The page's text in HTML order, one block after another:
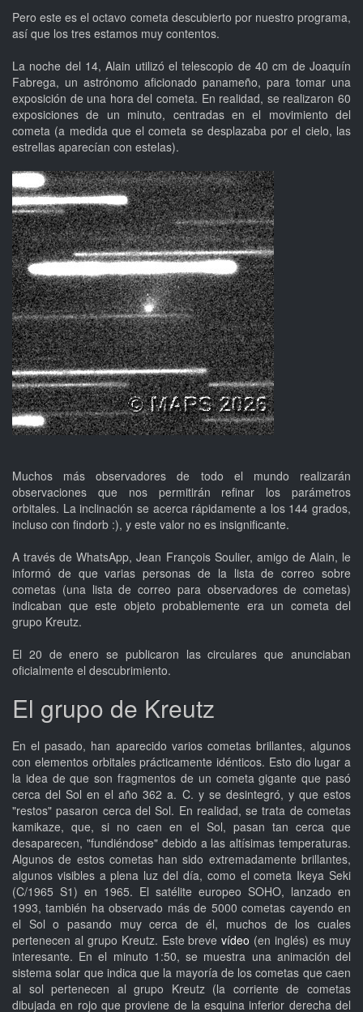
Pero este es el octavo cometa descubierto por nuestro programa,
así que los tres estamos muy contentos.
La noche del 14, Alain utilizó el telescopio de 40 cm de Joaquín
Fabrega, un astrónomo aficionado panameño, para tomar una
exposición de una hora del cometa. En realidad, se realizaron 60
exposiciones de un minuto, centradas en el movimiento del
cometa (a medida que el cometa se desplazaba por el cielo, las
estrellas aparecían con estelas).
Muchos más observadores de todo el mundo realizarán
observaciones que nos permitirán refinar los parámetros
orbitales. La inclinación se acerca rápidamente a los 144 grados,
incluso con findorb :), y este valor no es insignificante.
A través de WhatsApp, Jean François Soulier, amigo de Alain, le
informó de que varias personas de la lista de correo sobre
cometas (una lista de correo para observadores de cometas)
indicaban que este objeto probablemente era un cometa del
grupo Kreutz.
El 20 de enero se publicaron las circulares que anunciaban
oficialmente el descubrimiento.
El grupo de Kreutz
En el pasado, han aparecido varios cometas brillantes, algunos
con elementos orbitales prácticamente idénticos. Esto dio lugar a
la idea de que son fragmentos de un cometa gigante que pasó
cerca del Sol en el año 362 a. C. y se desintegró, y que estos
"restos" pasaron cerca del Sol. En realidad, se trata de cometas
kamikaze, que, si no caen en el Sol, pasan tan cerca que
desaparecen, "fundiéndose" debido a las altísimas temperaturas.
Algunos de estos cometas han sido extremadamente brillantes,
algunos visibles a plena luz del día, como el cometa Ikeya Seki
(C/1965 S1) en 1965. El satélite europeo SOHO, lanzado en
1993, también ha observado más de 5000 cometas cayendo en
el Sol o pasando muy cerca de él, muchos de los cuales
pertenecen al grupo Kreutz. Este brevevídeo (en inglés) es muy
interesante. En el minuto 1:50, se muestra una animación del
sistema solar que indica que la mayoría de los cometas que caen
al sol pertenecen al grupo Kreutz (la corriente de cometas
dibujada en rojo que proviene de la esquina inferior derecha del